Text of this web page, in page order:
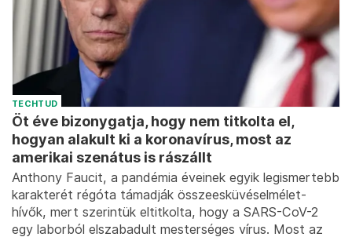
TECHTUD
Öt éve bizonygatja, hogy nem titkolta el,
hogyan alakult ki a koronavírus, most az
amerikai szenátus is rászállt
Anthony Faucit, a pandémia éveinek egyik legismertebb
karakterét régóta támadják összeesküvéselmélet-
hívők, mert szerintük eltitkolta, hogy a SARS-CoV-2
egy laborból elszabadult mesterséges vírus. Most az